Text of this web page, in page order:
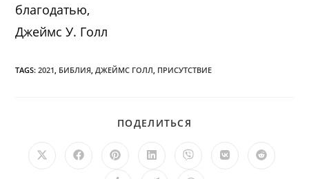
благодатью,
Джеймс У. Голл
TAGS:2021 БИБЛИЯ ДЖЕЙМС ГОЛЛ ПРИСУТСТВИЕ
ПОДЕЛИТЬСЯ
Открывается
Открывается
Открывается
в
Открывается
Открывается
Открывается